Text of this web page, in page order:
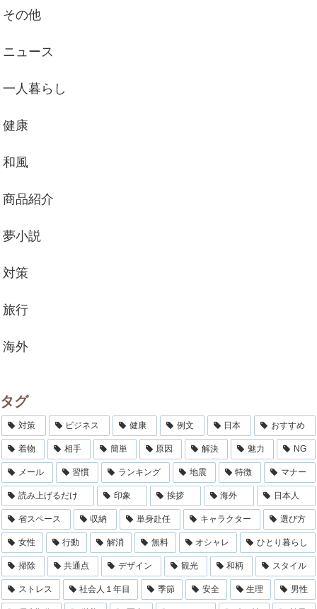
その他
ニュース
一人暮らし
健康
和風
商品紹介
夢小説
対策
旅行
海外
タグ
対策 ビジネス 健康 例文 日本 おすすめ
着物 相手 簡単 原因 解決 魅力 NG
メール 習慣 ランキング 地震 特徴 マナー
読み上げるだけ 印象 挨拶 海外 日本人
省スペース 収納 単身赴任 キャラクター 選び方
女性 行動 解消 無料 オシャレ ひとり暮らし
掃除 共通点 デザイン 観光 和柄 スタイル
ストレス 社会人１年目 季節 安全 生理 男性